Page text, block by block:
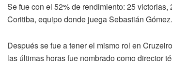
Se fue con el 52% de rendimiento: 25
Coritiba, equipo donde juega Sebastián
Después se fue a tener el mismo rol en
las últimas horas fue nombrado como director